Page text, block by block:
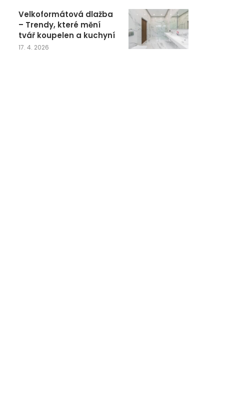
Velkoformátová dlažba
– Trendy, které mění
tvář koupelen a kuchyní
17. 4. 2026